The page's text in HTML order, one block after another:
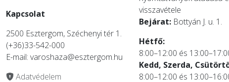
Kapcsolat
2500 Esztergom, Széchenyi tér 1.
(+36)33-542-000
E-mail: varoshaza@esztergom.hu
Adatvédelem
visszavétele
Bejárat:Bottyán J. u. 1.
Hétfő:
8:00–12:00 és
Kedd, Szerda,
8:00–12:00 és